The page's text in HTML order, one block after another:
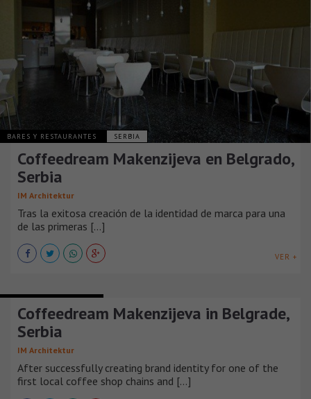
BARES Y RESTAURANTES SERBIA
Coffeedream Makenzijeva en Belgrado,
Serbia
IM Architektur
Tras la exitosa creación de la identidad de marca para una
de las primeras [...]
VER +
Coffeedream Makenzijeva in Belgrade,
Serbia
IM Architektur
After successfully creating brand identity for one of the
first local coffee shop chains and [...]